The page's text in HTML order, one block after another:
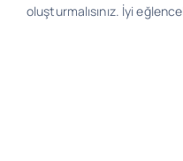
oluşturmalısınız. İyi